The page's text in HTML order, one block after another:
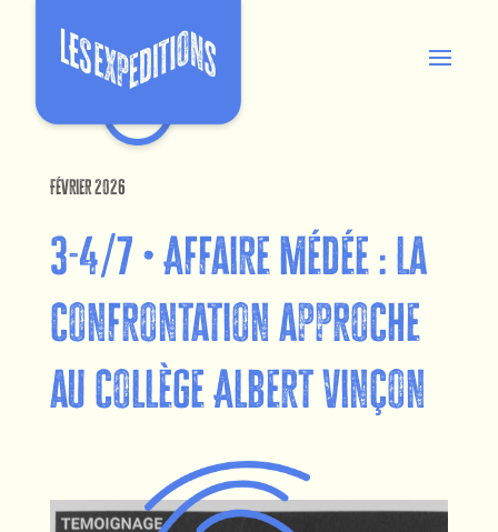
3-4/7 • Affaire Médée : la
confrontation approche
au collège Albert Vinçon
Février 2026